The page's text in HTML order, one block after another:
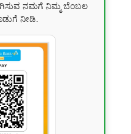
ನಮಗೆ ನಿಮ್ಮ ಬೆಂಬಲ
ನೀಡಿ.